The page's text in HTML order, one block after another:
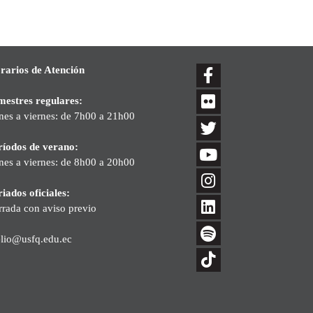
de Atención
regulares:
a viernes: de 7h00 a 21h00
de verano:
a viernes: de 8h00 a 20h00
oficiales:
con aviso previo